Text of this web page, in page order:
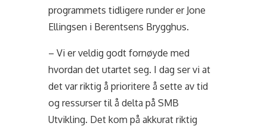
programmets tidligere runder er Jone
Ellingsen i Berentsens Brygghus.
– Vi er veldig godt fornøyde med
hvordan det utartet seg. I dag ser vi at
det var riktig å prioritere å sette av tid
og ressurser til å delta på SMB
Utvikling. Det kom på akkurat riktig